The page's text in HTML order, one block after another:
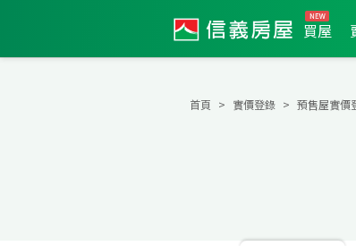
買屋
首頁 實價登錄 預售屋實價